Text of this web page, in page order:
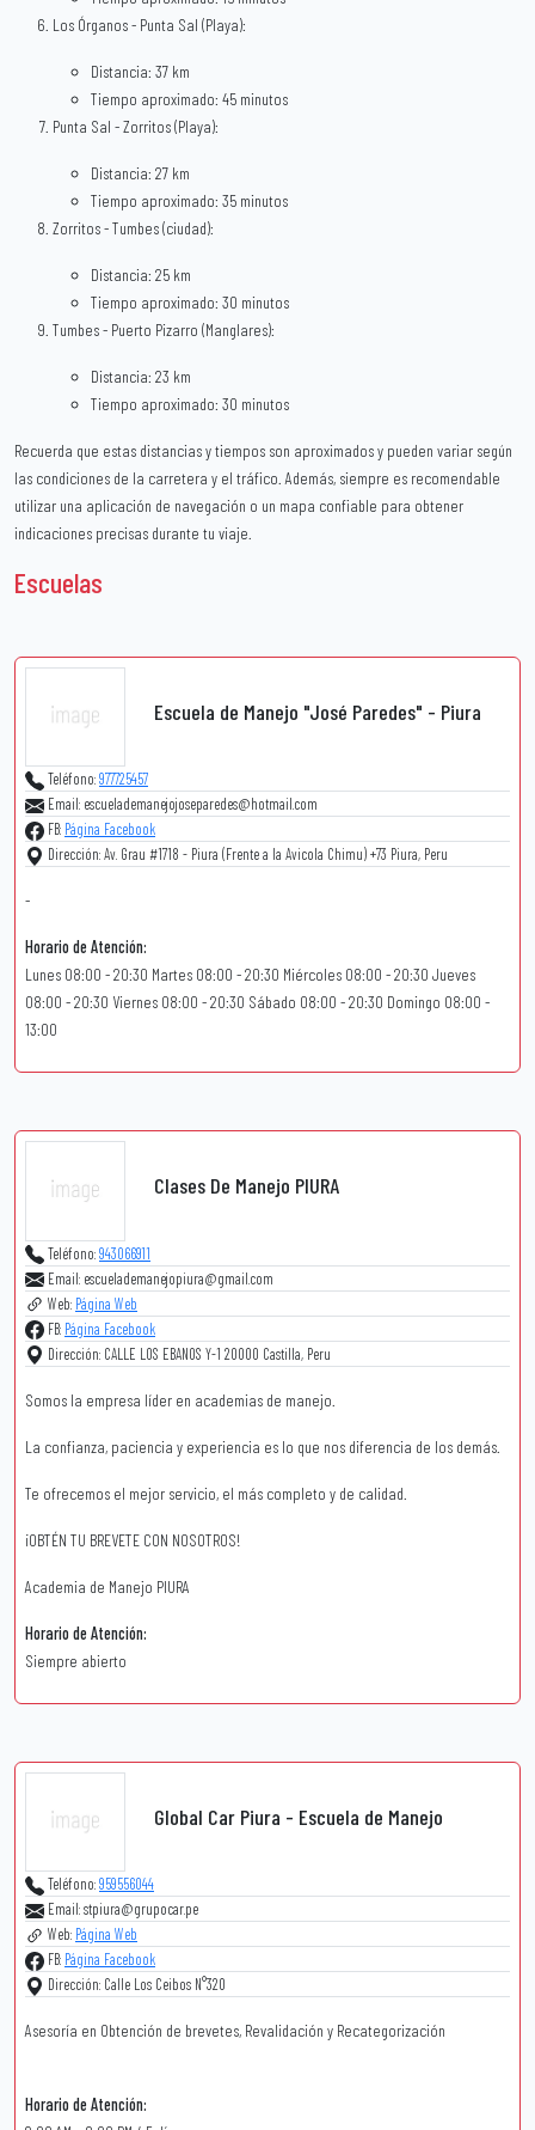
Los Órganos - Punta Sal (Playa):
Distancia: 37 km
Tiempo aproximado: 45 minutos
Punta Sal - Zorritos (Playa):
Distancia: 27 km
Tiempo aproximado: 35 minutos
Zorritos - Tumbes (ciudad):
Distancia: 25 km
Tiempo aproximado: 30 minutos
Tumbes - Puerto Pizarro (Manglares):
Distancia: 23 km
Tiempo aproximado: 30 minutos
Recuerda que estas distancias y tiempos son aproximados y pueden variar según
las condiciones de la carretera y el tráfico. Además, siempre es recomendable
utilizar una aplicación de navegación o un mapa confiable para obtener
indicaciones precisas durante tu viaje.
Escuelas
Escuela de Manejo "José Paredes" - Piura
Teléfono:977725457
Email: escuelademanejojoseparedes@hotmail.com
FB: Página Facebook
Dirección: Av. Grau #1718 - Piura (Frente a la Avicola Chimu) +73 Piura, Peru
-
Horario de Atención:
Lunes 08:00 - 20:30 Martes 08:00 - 20:30 Miércoles 08:00 - 20:30 Jueves
08:00 - 20:30 Viernes 08:00 - 20:30 Sábado 08:00 - 20:30 Domingo 08:00 -
13:00
Clases De Manejo PIURA
Teléfono:943066911
Email: escuelademanejopiura@gmail.com
Web: Página Web
FB: Página Facebook
Dirección: CALLE LOS EBANOS Y-1 20000 Castilla, Peru
Somos la empresa líder en academias de manejo.
La confianza, paciencia y experiencia es lo que nos diferencia de los demás.
Te ofrecemos el mejor servicio, el más completo y de calidad.
¡OBTÉN TU BREVETE CON NOSOTROS!
Academia de Manejo PIURA
Horario de Atención:
Siempre abierto
Global Car Piura - Escuela de Manejo
Teléfono:959556044
Email: stpiura@grupocar.pe
Web: Página Web
FB: Página Facebook
Dirección: Calle Los Ceibos N°320
Asesoría en Obtención de brevetes, Revalidación y Recategorización
Horario de Atención: